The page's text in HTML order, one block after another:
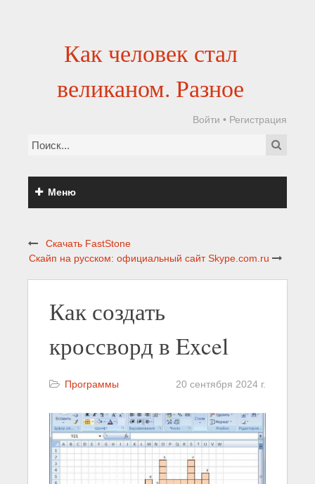
Как человек стал
великаном. Разное
Войти • Регистрация
Меню
Скачать FastStone
Скайп на русском: официальный сайт Skype.com.ru
Как создать
кроссворд в Excel
Программы 20 сентября 2024 г.